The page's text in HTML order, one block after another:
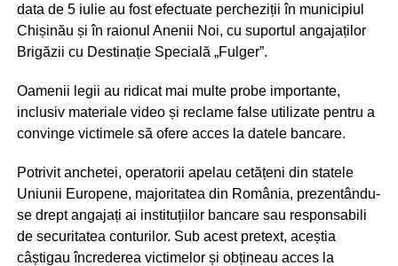
data de 5 iulie au fost efectuate percheziții în municipiul
Chișinău și în raionul Anenii Noi, cu suportul angajaților
Brigăzii cu Destinație Specială „Fulger”.
Oamenii legii au ridicat mai multe probe importante,
inclusiv materiale video și reclame false utilizate pentru a
convinge victimele să ofere acces la datele bancare.
Potrivit anchetei, operatorii apelau cetățeni din statele
Uniunii Europene, majoritatea din România, prezentându-
se drept angajați ai instituțiilor bancare sau responsabili
de securitatea conturilor. Sub acest pretext, aceștia
câștigau încrederea victimelor și obțineau acces la